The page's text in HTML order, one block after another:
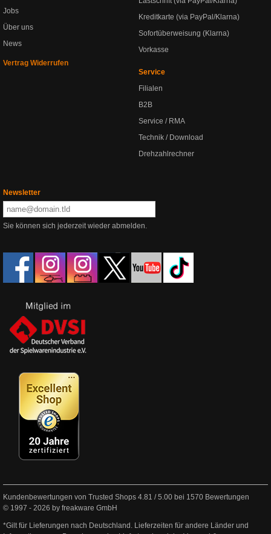
Jobs
Über uns
News
Vertrag Widerrufen
Kreditkarte (via PayPal/Klarna)
Sofortüberweisung (Klarna)
Vorkasse
Service
Filialen
B2B
Service / RMA
Technik / Download
Drehzahlrechner
Newsletter
Sie können sich jederzeit wieder abmelden.
Kundenbewertungen von Trusted Shops 4.81 /5.00 bei 1570 Bewertungen
© 1997 - 2026 by freakware GmbH
*Gilt für Lieferungen nach Deutschland. Lieferzeiten für andere Länder und